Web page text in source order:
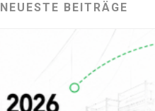
NEUESTE BEITRÄGE